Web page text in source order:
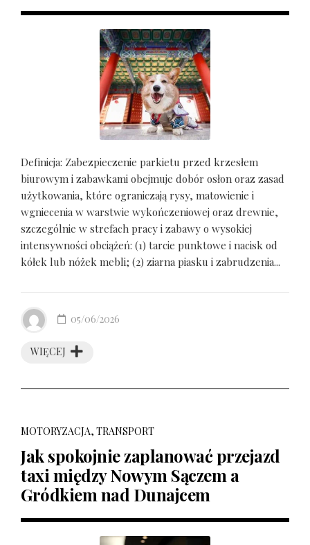
Definicja: Zabezpieczenie parkietu przed krzesłem
biurowym i zabawkami obejmuje dobór osłon oraz zasad
użytkowania, które ograniczają rysy, matowienie i
wgniecenia w warstwie wykończeniowej oraz drewnie,
szczególnie w strefach pracy i zabawy o wysokiej
intensywności obciążeń: (1) tarcie punktowe i nacisk od
kółek lub nóżek mebli; (2) ziarna piasku i zabrudzenia...
WIĘCEJ
05/06/2026
MOTORYZACJA, TRANSPORT
Jak spokojnie zaplanować przejazd
taxi między Nowym Sączem a
Gródkiem nad Dunajcem